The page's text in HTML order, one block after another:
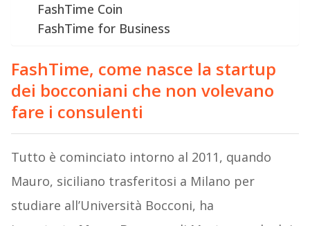
FashTime Coin
FashTime for Business
FashTime, come nasce la startup
dei bocconiani che non volevano
fare i consulenti
Tutto è cominciato intorno al 2011, quando
Mauro, siciliano trasferitosi a Milano per
studiare all’Università Bocconi, ha